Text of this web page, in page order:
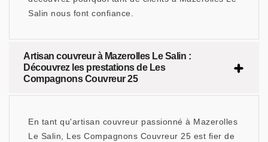
Salin nous font confiance.
Artisan couvreur à Mazerolles Le Salin :
Découvrez les prestations de Les
Compagnons Couvreur 25
En tant qu'artisan couvreur passionné à Mazerolles
Le Salin, Les Compagnons Couvreur 25 est fier de